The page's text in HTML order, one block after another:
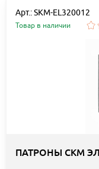
Арт.: SKM-EL320012
Товар в наличии
ПАТРОНЫ СКМ